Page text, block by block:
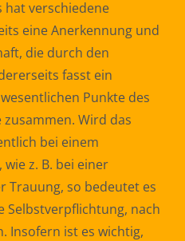
hat verschiedene
eine Anerkennung und
die durch den
fasst ein
Punkte des
Wird das
bei einem
z. B. bei einer
Trauung, so bedeutet es
Selbstverpflichtung, nach
Insofern ist es wichtig,